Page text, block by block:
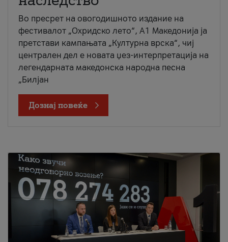
Во пресрет на овогодишното издание на
фестивалот „Охридско лето“, А1 Македонија ја
претстави кампањата „Културна врска“, чиј
централен дел е новата џез-интерпретација на
легендарната македонска народна песна
„Билјан
Дознај повеќе